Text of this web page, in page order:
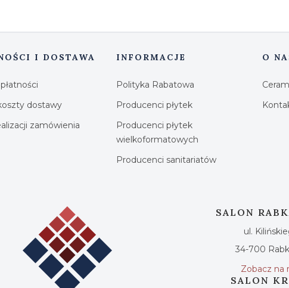
I DOSTAWA
dostawy
zamówienia
INFORMACJE
Polityka Rabatowa
Producenci płytek
Producenci płytek
wielkoformatowych
Producenci sanitariatów
O
SALON
ul.
34-700
Zobacz na
SALON